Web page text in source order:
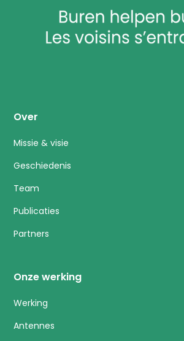
Over
Missie & visie
Geschiedenis
Team
Publicaties
Partners
Onze werking
Werking
Antennes